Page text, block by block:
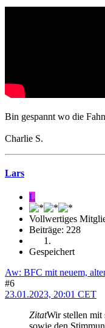
Bin gespannt wo die
Charlie S.
Lars
L
Vollwertiges
Beiträge: 228
Gespeichert
Aw: BFC mit neuem,
#6
23.01.2023, 20:01 CET
ZitatWir stellen